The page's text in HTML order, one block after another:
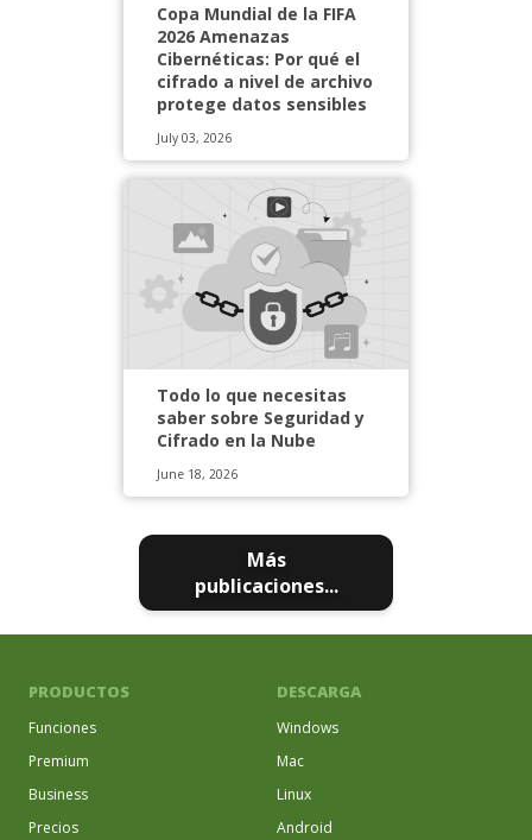
Copa Mundial de la FIFA
2026 Amenazas
Cibernéticas: Por qué el
cifrado a nivel de archivo
protege datos sensibles
July 03, 2026
Todo lo que necesitas
saber sobre Seguridad y
Cifrado en la Nube
June 18, 2026
Más
publicaciones...
PRODUCTOS
Funciones
Premium
Business
Precios
DESCARGA
Windows
Mac
Linux
Android